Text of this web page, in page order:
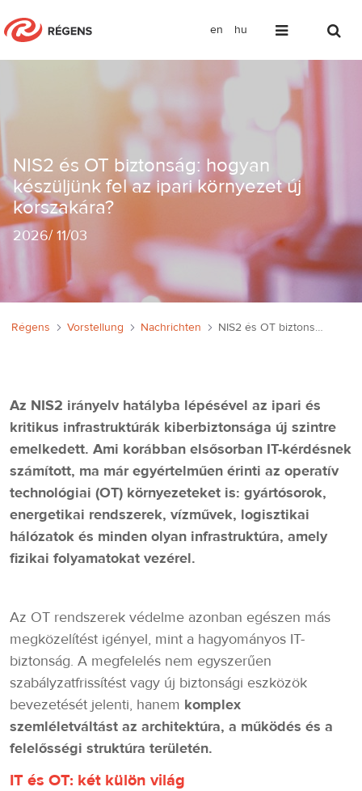
en hu
NIS2 és OT biztonság: hogyan
Régens Vorstellung Nachrichten NIS2 és OT biztonság: hogyan készüljünk fel az ipari környezet új korszakára?
NIS2 és OT biztonság: hogyan
készüljünk fel az ipari környezet új
korszakára?
2026/11/03
Az NIS2 irányelv hatályba lépésével az ipari és
kritikus infrastruktúrák kiberbiztonsága új szintre
emelkedett. Ami korábban elsősorban IT-kérdésnek
számított, ma már egyértelműen érinti az operatív
technológiai (OT) környezeteket is: gyártósorok,
energetikai rendszerek, vízművek, logisztikai
hálózatok és minden olyan infrastruktúra, amely
fizikai folyamatokat vezérel.
Az OT rendszerek védelme azonban egészen más
megközelítést igényel, mint a hagyományos IT-
biztonság. A megfelelés nem egyszerűen
szabályzatfrissítést vagy új biztonsági eszközök
bevezetését jelenti, hanem komplex
szemléletváltást az architektúra, a működés és a
felelősségi struktúra területén.
IT és OT: két külön világ